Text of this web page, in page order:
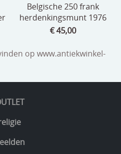
Belgische 250 frank
herdenkingsmunt 1976
€ 45,00
op www.antiekwinkel-